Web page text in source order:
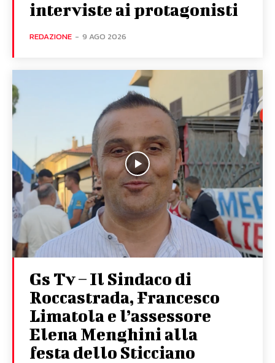
interviste ai protagonisti
REDAZIONE - 9 AGO 2026
Gs Tv – Il Sindaco di
Roccastrada, Francesco
Limatola e l’assessore
Elena Menghini alla
festa dello Sticciano